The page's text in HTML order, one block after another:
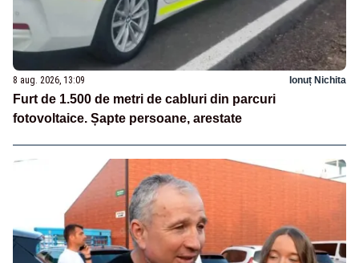
8 aug. 2026, 13:09 Ionuț Nichita
Furt de 1.500 de metri de cabluri din parcuri
fotovoltaice. Șapte persoane, arestate